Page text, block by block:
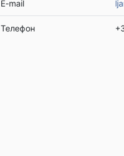
E-mail
Телефон